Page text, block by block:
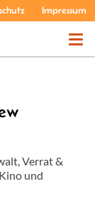
Impressum
Verrat &
und